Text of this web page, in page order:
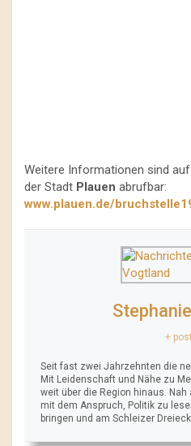
Weitere Informationen sind
der Stadt Plauen abrufbar:
www.plauen.de/
+
Seit fast zwei Jahrzehnten die
Mit Leidenschaft und Nähe zu
weit über die Region hinaus.
mit dem Anspruch, Politik zu
bringen und am Schleizer